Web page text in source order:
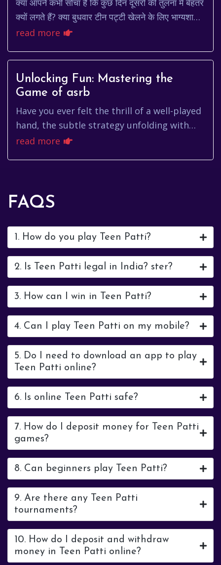
क्या आपने कभी सोचा है कि कुछ दिन दूसरों की तुलना में बेहतर
क्यों लगते हैं? क्या बुधवार टीन पट्टी खेलने के लिए भाग्यशाली
हो सकता है? चलिए, इस दिलचस्प स...
read more
Unlocking Fun: Mastering the
Game of asrb
Have you ever felt the thrill of a well-played
hand, the subtle strategy unfolding with
each card dealt? That's the magic of card
read more
FAQS
1. How do you play Teen Patti?
2. Is Teen Patti legal in India? ster?
3. How can I win in Teen Patti?
4. Can I play Teen Patti on my mobile?
5. Do I need to download an app to play
Teen Patti online?
6. Is online Teen Patti safe?
7. How do I deposit money for Teen Patti
games?
8. Can beginners play Teen Patti?
9. Are there any Teen Patti
tournaments?
10. How do I deposit and withdraw
money in Teen Patti online?